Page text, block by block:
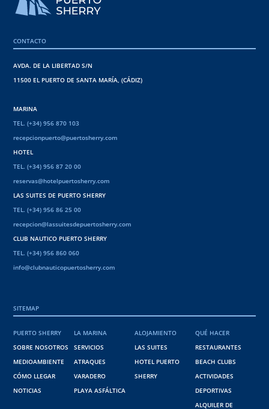
CONTACTO
AVDA. DE LA LIBERTAD S/N
11500 EL PUERTO DE SANTA MARÍA, (CÁDIZ)
MARINA
TEL. (+34) 956 870 103
recepcionpuerto@puertosherry.com
HOTEL
TEL. (+34) 956 87 20 00
reservas@hotelpuertosherry.com
LAS SUITES DE PUERTO SHERRY
TEL. (+34) 956 86 25 00
recepcion@lassuitesdepuertosherry.com
CLUB NAUTICO PUERTO SHERRY
TEL. (+34) 956 860 060
info@clubnauticopuertosherry.com
SITEMAP
PUERTO SHERRY
SOBRE NOSOTROS
MEDIOAMBIENTE
CÓMO LLEGAR
NOTICIAS
LA MARINA
SERVICIOS
ATRAQUES
VARADERO
PLAYA ASFÁLTICA
ALOJAMIENTO
LAS SUITES
HOTEL PUERTO
SHERRY
QUÉ HACER
RESTAURANTES
BEACH CLUBS
ACTIVIDADES
DEPORTIVAS
ALQUILER DE